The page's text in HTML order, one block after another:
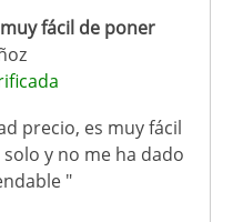
fácil de poner
precio, es muy fácil
y no me ha dado
"